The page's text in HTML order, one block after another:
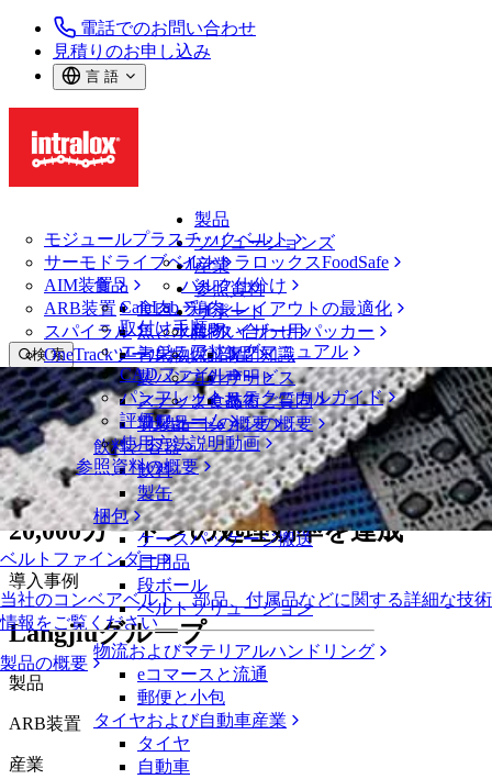
電話でのお問い合わせ
見積りのお申し込み
言 語
製品
モジュールプラスチックベルト
サーモドライブベルト
AIM装置
ARB装置
スパイラル
OneTrackツールおよび部品
ベルトファインダー
当社のコンベアベルト、部品、付属品などに関する詳細な技術
情報をご覧ください
製品の概要
ソリューションズ
イントラロックスFoodSafe
バルク仕分け
ラインレイアウトの最適化
パレタイザー用パッカー
専門知識
サービス
技術
ソリューションの概要
産業
食品
食肉、鶏肉
魚と水産物
青果物
製パン
スナック食品
乳製品
飲料と容器
飲料
製缶
梱包
ケースパッケージ搬送
日用品
段ボール
ベルトソリューション
物流およびマテリアルハンドリング
eコマースと流通
郵便と小包
タイヤおよび自動車産業
タイヤ
自動車
参照資料
CalcLab
取付け手順
エンジニアリングマニュアル
CADファイル
パンフレット・テクニカルガイド
評価フォーム
使用方法説明動画
参照資料の概要
サポート
お問い合わせ
保証
方針声明
よくあるご質問
サポートの概要
検 索
メニューを開く
ニュース・メディア
LANGJIU社、レイアウトに関するコン
サルデーションにより1時間あたり
20,000カートンの処理効率を達成
導入事例
Langjiuグループ
製品
ARB装置
産業